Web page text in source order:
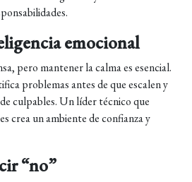
emocional
pero mantener la calma es esencial.
problemas antes de que escalen y
culpables. Un líder técnico que
crea un ambiente de confianza y
“no”